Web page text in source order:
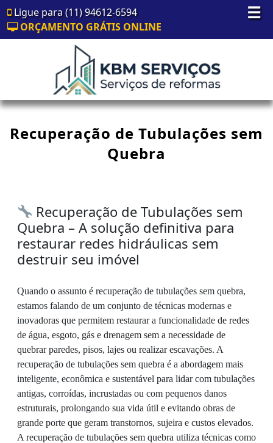
☰
Ligue para (11) 94612-6594
ORÇAMENTO GRÁTIS ONLINE
Recuperação de Tubulações sem
Quebra
Recuperação de Tubulações sem
Quebra – A solução definitiva para
restaurar redes hidráulicas sem
destruir seu imóvel
Quando o assunto é recuperação de tubulações sem quebra,
estamos falando de um conjunto de técnicas modernas e
inovadoras que permitem restaurar a funcionalidade de redes
de água, esgoto, gás e drenagem sem a necessidade de
quebrar paredes, pisos, lajes ou realizar escavações. A
recuperação de tubulações sem quebra é a abordagem mais
inteligente, econômica e sustentável para lidar com tubulações
antigas, corroídas, incrustadas ou com pequenos danos
estruturais, prolongando sua vida útil e evitando obras de
grande porte que geram transtornos, sujeira e custos elevados.
A recuperação de tubulações sem quebra utiliza técnicas como